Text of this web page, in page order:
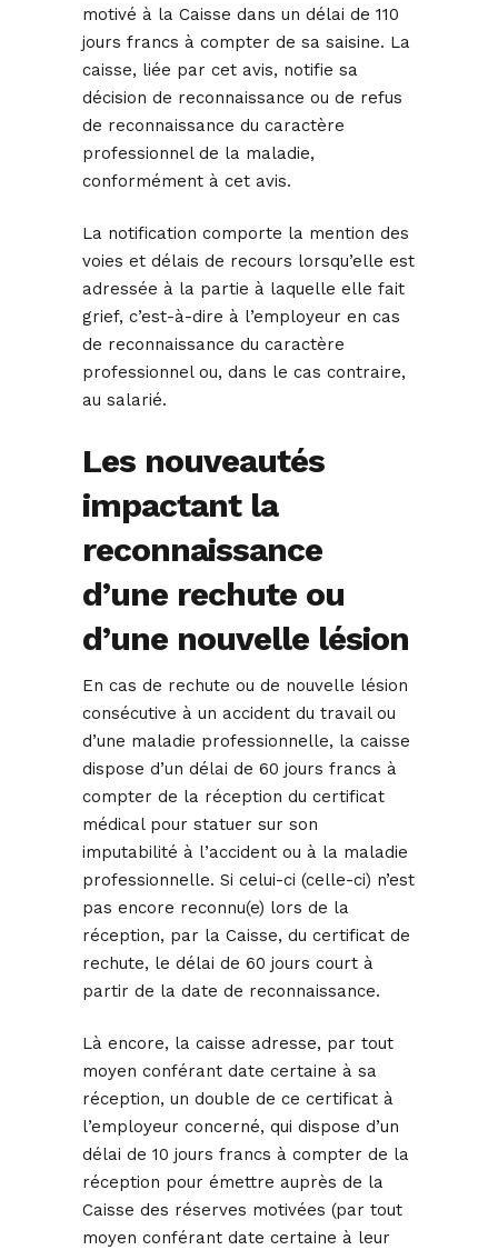
motivé à la Caisse dans un délai de 110
jours francs à compter de sa saisine. La
caisse, liée par cet avis, notifie sa
décision de reconnaissance ou de refus
de reconnaissance du caractère
professionnel de la maladie,
conformément à cet avis.
La notification comporte la mention des
voies et délais de recours lorsqu’elle est
adressée à la partie à laquelle elle fait
grief, c’est-à-dire à l’employeur en cas
de reconnaissance du caractère
professionnel ou, dans le cas contraire,
au salarié.
Les nouveautés
impactant la
reconnaissance
d’une rechute ou
d’une nouvelle lésion
En cas de rechute ou de nouvelle lésion
consécutive à un accident du travail ou
d’une maladie professionnelle, la caisse
dispose d’un délai de 60 jours francs à
compter de la réception du certificat
médical pour statuer sur son
imputabilité à l’accident ou à la maladie
professionnelle. Si celui-ci (celle-ci) n’est
pas encore reconnu(e) lors de la
réception, par la Caisse, du certificat de
rechute, le délai de 60 jours court à
partir de la date de reconnaissance.
Là encore, la caisse adresse, par tout
moyen conférant date certaine à sa
réception, un double de ce certificat à
l’employeur concerné, qui dispose d’un
délai de 10 jours francs à compter de la
réception pour émettre auprès de la
Caisse des réserves motivées (par tout
moyen conférant date certaine à leur